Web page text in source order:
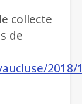
collecte
de
2018/